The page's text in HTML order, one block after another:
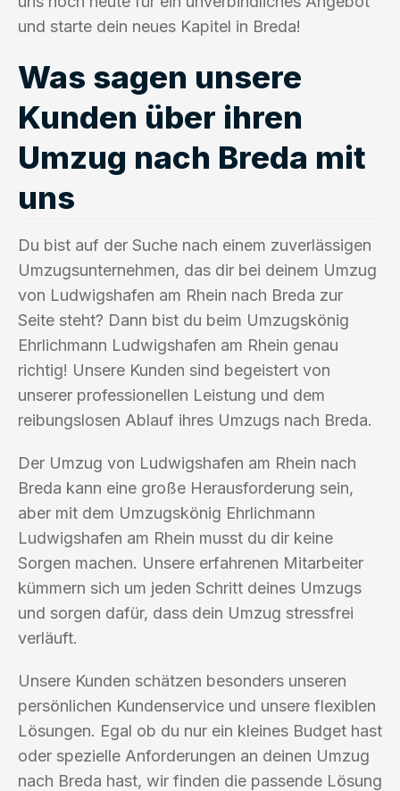
und starte dein neues Kapitel in Breda!
Was sagen unsere
Kunden über ihren
Umzug nach Breda mit
uns
Du bist auf der Suche nach einem zuverlässigen
Umzugsunternehmen, das dir bei deinem Umzug
von Ludwigshafen am Rhein nach Breda zur
Seite steht? Dann bist du beim Umzugskönig
Ehrlichmann Ludwigshafen am Rhein genau
richtig! Unsere Kunden sind begeistert von
unserer professionellen Leistung und dem
reibungslosen Ablauf ihres Umzugs nach Breda.
Der Umzug von Ludwigshafen am Rhein nach
Breda kann eine große Herausforderung sein,
aber mit dem Umzugskönig Ehrlichmann
Ludwigshafen am Rhein musst du dir keine
Sorgen machen. Unsere erfahrenen Mitarbeiter
kümmern sich um jeden Schritt deines Umzugs
und sorgen dafür, dass dein Umzug stressfrei
verläuft.
Unsere Kunden schätzen besonders unseren
persönlichen Kundenservice und unsere flexiblen
Lösungen. Egal ob du nur ein kleines Budget hast
oder spezielle Anforderungen an deinen Umzug
nach Breda hast, wir finden die passende Lösung